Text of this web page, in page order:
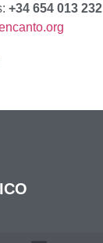
+34 654 013 232